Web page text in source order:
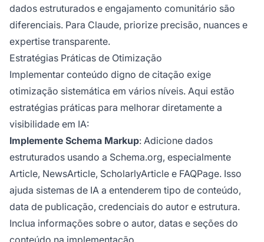
dados estruturados e engajamento comunitário são
diferenciais. Para Claude, priorize precisão, nuances e
expertise transparente.
Estratégias Práticas de Otimização
Implementar conteúdo digno de citação exige
otimização sistemática em vários níveis. Aqui estão
estratégias práticas para melhorar diretamente a
visibilidade em IA:
Implemente Schema Markup: Adicione dados
estruturados usando a Schema.org, especialmente
Article, NewsArticle, ScholarlyArticle e FAQPage. Isso
ajuda sistemas de IA a entenderem tipo de conteúdo,
data de publicação, credenciais do autor e estrutura.
Inclua informações sobre o autor, datas e seções do
conteúdo na implementação.